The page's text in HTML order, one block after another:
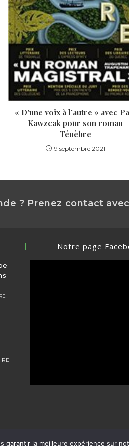
« D’une voix à l’autre » avec
Kawzcak pour son roman
Ténèbre
9 septembre 2021
? Prenez contact
Notre page
garantir la meilleure expérience sur